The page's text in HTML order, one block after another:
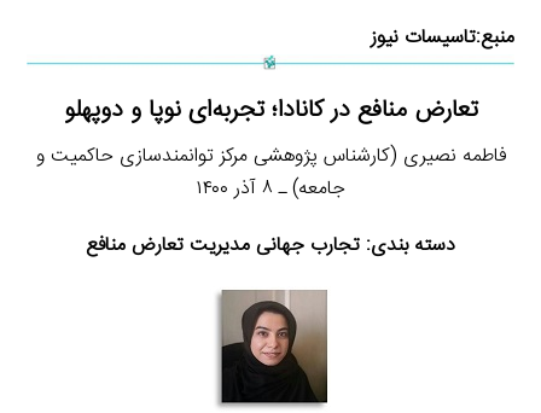
منبع:تاسیسات نیوز
تعارض منافع در کانادا؛ تجربه‌ای نوپا و دوپهلو
فاطمه نصیری (کارشناس پژوهشی مرکز توانمندسازی حاکمیت و
جامعه) ـ ۸ آذر ۱۴۰۰
دسته بندی: تجارب جهانی مدیریت تعارض منافع